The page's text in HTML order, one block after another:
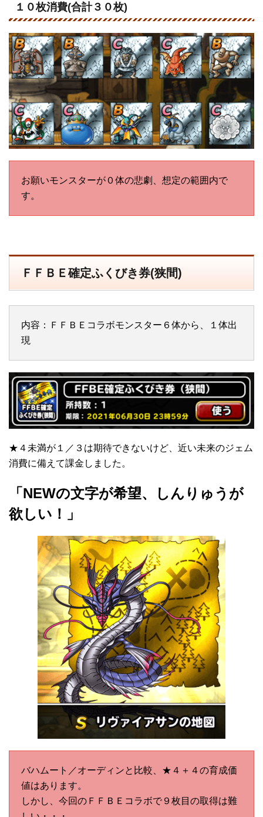
１０枚消費(合計３０枚)
お願いモンスターが０体の悲劇、想定の範囲内で
す。
ＦＦＢＥ確定ふくびき券(狭間)
内容：ＦＦＢＥコラボモンスター６体から、１体出
現
★４未満が１／３は期待できないけど、近い未来のジェム
消費に備えて課金しました。
「NEWの文字が希望、しんりゅうが
欲しい！」
バハムート／オーディンと比較、★４＋４の育成価
値はあります。
しかし、今回のＦＦＢＥコラボで９枚目の取得は難